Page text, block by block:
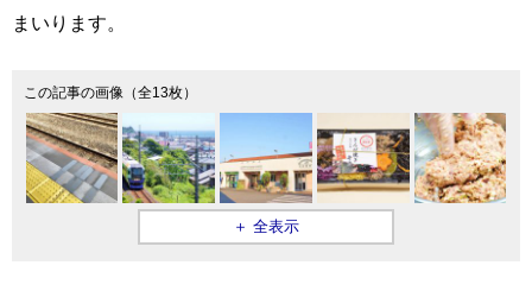
まいります。
この記事の画像（全13枚）
＋ 全表示